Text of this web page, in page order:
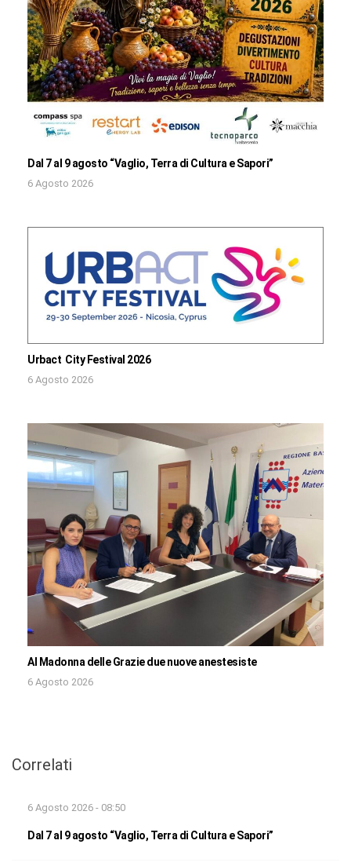
Dal 7 al 9 agosto “Vaglio, Terra di Cultura e Sapori”
6 Agosto 2026
Urbact City Festival 2026
6 Agosto 2026
Al Madonna delle Grazie due nuove anestesiste
6 Agosto 2026
Correlati
6 Agosto 2026 - 08:50
Dal 7 al 9 agosto “Vaglio, Terra di Cultura e Sapori”